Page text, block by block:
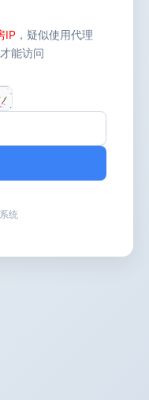
IP ，疑似使用代理
能访问
统